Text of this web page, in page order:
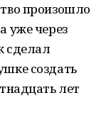
произошло
уже через
сделал
создать
лет